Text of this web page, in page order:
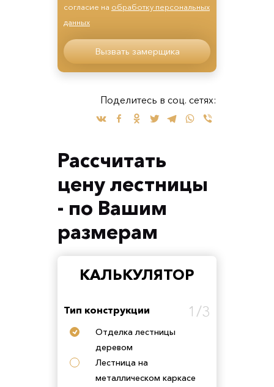
согласие на обработку персональных
данных
Поделитесь в соц. сетях:
Рассчитать
цену лестницы
- по Вашим
размерам
КАЛЬКУЛЯТОР
1/3
Тип конструкции
Отделка лестницы
деревом
Лестница на
металлическом каркасе